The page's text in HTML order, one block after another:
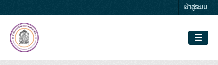
เข้าสู่ระบบ